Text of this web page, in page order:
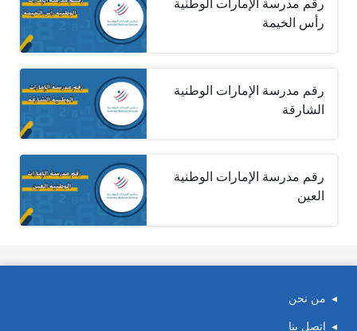
رقم مدرسة الإمارات الوطنية
رأس الخيمة
رقم مدرسة الإمارات الوطنية
الشارقة
رقم مدرسة الإمارات الوطنية
العين
من نحن
اتصل بنا